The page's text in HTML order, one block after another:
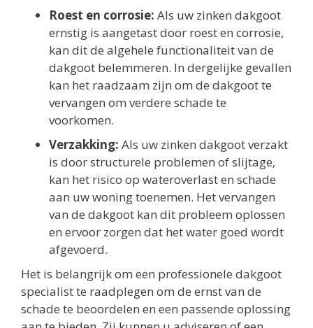
Roest en corrosie: Als uw zinken dakgoot
ernstig is aangetast door roest en corrosie,
kan dit de algehele functionaliteit van de
dakgoot belemmeren. In dergelijke gevallen
kan het raadzaam zijn om de dakgoot te
vervangen om verdere schade te
voorkomen.
Verzakking: Als uw zinken dakgoot verzakt
is door structurele problemen of slijtage,
kan het risico op wateroverlast en schade
aan uw woning toenemen. Het vervangen
van de dakgoot kan dit probleem oplossen
en ervoor zorgen dat het water goed wordt
afgevoerd.
Het is belangrijk om een professionele dakgoot
specialist te raadplegen om de ernst van de
schade te beoordelen en een passende oplossing